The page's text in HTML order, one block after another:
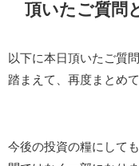
頂いたご質問
以下に本日頂いたご質
踏まえて、再度まとめて
今後の投資の糧にして